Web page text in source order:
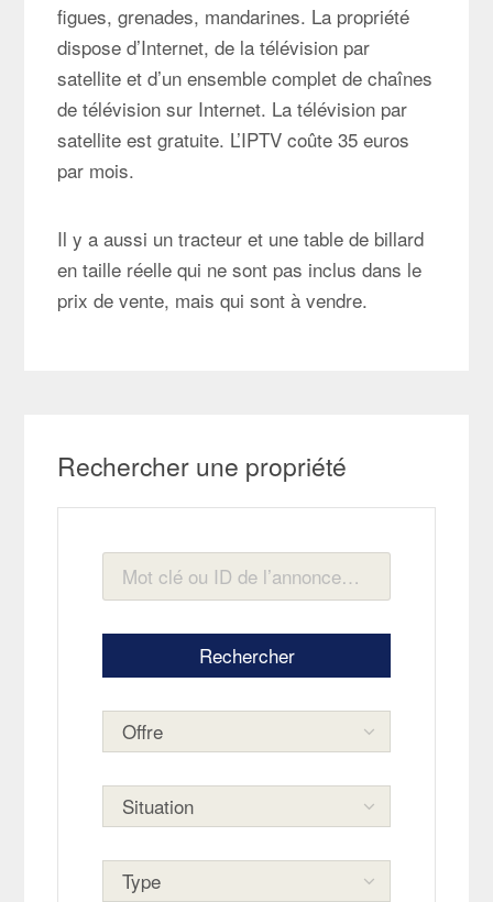
figues, grenades, mandarines. La propriété
dispose d’Internet, de la télévision par
satellite et d’un ensemble complet de chaînes
de télévision sur Internet. La télévision par
satellite est gratuite. L’IPTV coûte 35 euros
par mois.
Il y a aussi un tracteur et une table de billard
en taille réelle qui ne sont pas inclus dans le
prix de vente, mais qui sont à vendre.
Rechercher une propriété